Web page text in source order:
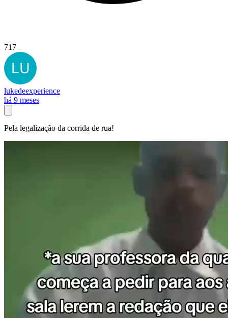
717
lukedeexperience
há 9 meses
Pela legalização da corrida de rua!